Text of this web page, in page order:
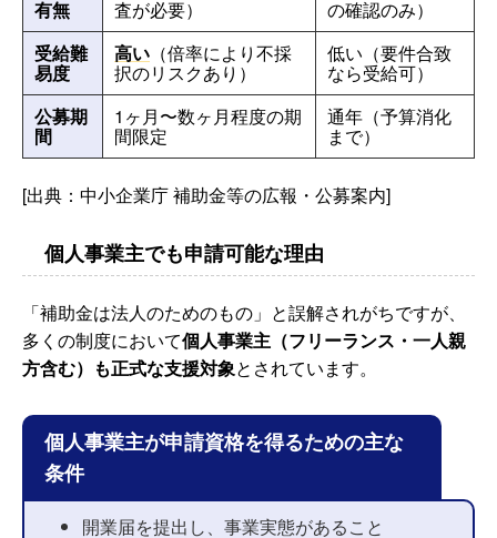
有無 査が必要）
の確認のみ）
受給難
易度
高い （倍率により不採
択のリスクあり）
低い（要件合致
なら受給可）
公募期
間
1ヶ月〜数ヶ月程度の期
間限定
通年（予算消化
まで）
[出典：中小企業庁 補助金等の広報・公募案内]
個人事業主でも申請可能な理由
「補助金は法人のためのもの」と誤解されがちですが、
多くの制度において個人事業主（フリーランス・一人親
方含む）も正式な支援対象とされています。
個人事業主が申請資格を得るための主な
条件
開業届を提出し、事業実態があること